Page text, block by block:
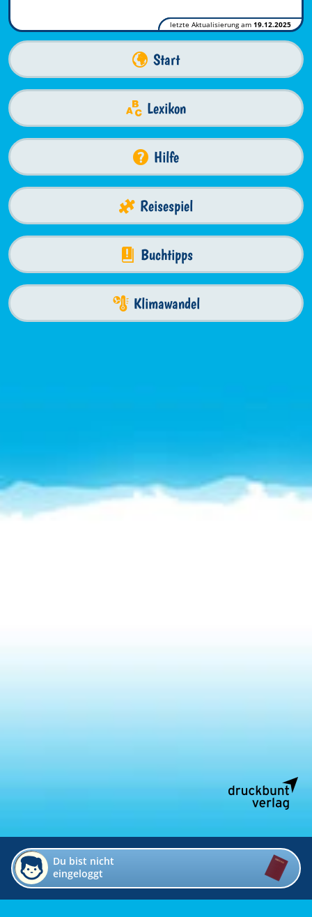
letzte Aktualisierung am 19.12.2025
Start
Lexikon
Hilfe
Reisespiel
Buchtipps
Klimawandel
Du bist nicht
eingeloggt